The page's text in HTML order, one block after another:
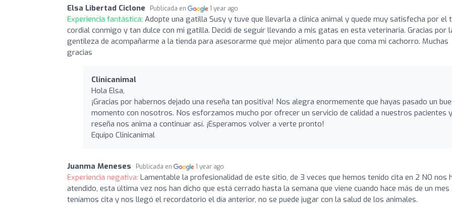
Elsa Libertad Ciclone Publicada en 1 year ago
Experiencia fantástica: Adopte una gatilla Susy y tuve que llevarla a clinica animal y quede muy satisfecha por el
cordial conmigo y tan dulce con mi gatilla. Decidí de seguir llevando a mis gatas en esta veterinaria. Gracias por
gentileza de acompañarme a la tienda para asesorarme qué mejor alimento para que coma mi cachorro. Muchas
gracias
Clinicanimal
Hola Elsa,
¡Gracias por habernos dejado una reseña tan positiva! Nos alegra enormemente que hayas pasado un
momento con nosotros. Nos esforzamos mucho por ofrecer un servicio de calidad a nuestros pacientes
reseña nos anima a continuar así. ¡Esperamos volver a verte pronto!
Equipo Clinicanimal
Juanma Meneses Publicada en 1 year ago
Experiencia negativa: Lamentable la profesionalidad de este sitio, de 3 veces que hemos tenido cita en 2 NO nos
atendido, esta última vez nos han dicho que está cerrado hasta la semana que viene cuando hace más de un mes
teníamos cita y nos llegó el recordatorio el día anterior, no se puede jugar con la salud de los animales.